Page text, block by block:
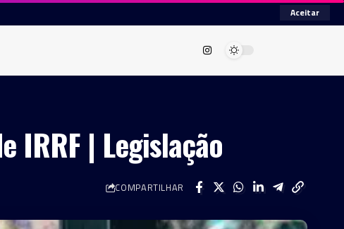
Aceitar
IRRF | Legislação
COMPARTILHAR